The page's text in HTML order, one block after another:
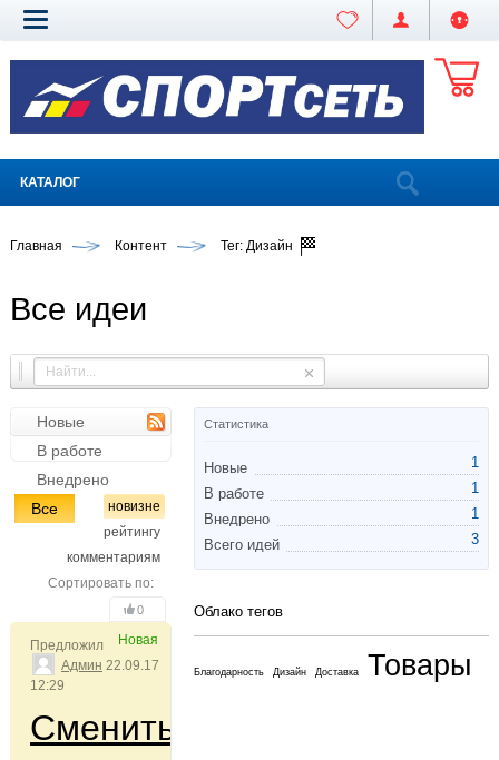
КАТАЛОГ
Главная Контент Тег: Дизайн
Все идеи
Статистика
Новые
1
В работе
1
Внедрено
1
Всего идей
3
Облако тегов
Благодарность Дизайн Доставка Товары
Новые
В работе
Внедрено
Все
новизне
рейтингу
комментариям
Сортировать по:
0
Новая
Предложил
Админ 22.09.17
12:29
Сменить